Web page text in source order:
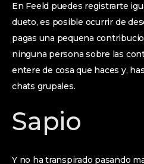
En Feeld puedes registrarte
dueto, es posible ocurrir de
pagas una pequena
ninguna persona sobre las
entere de cosa que haces y,
chats grupales.
Sapio
Y no ha transpirado pasando